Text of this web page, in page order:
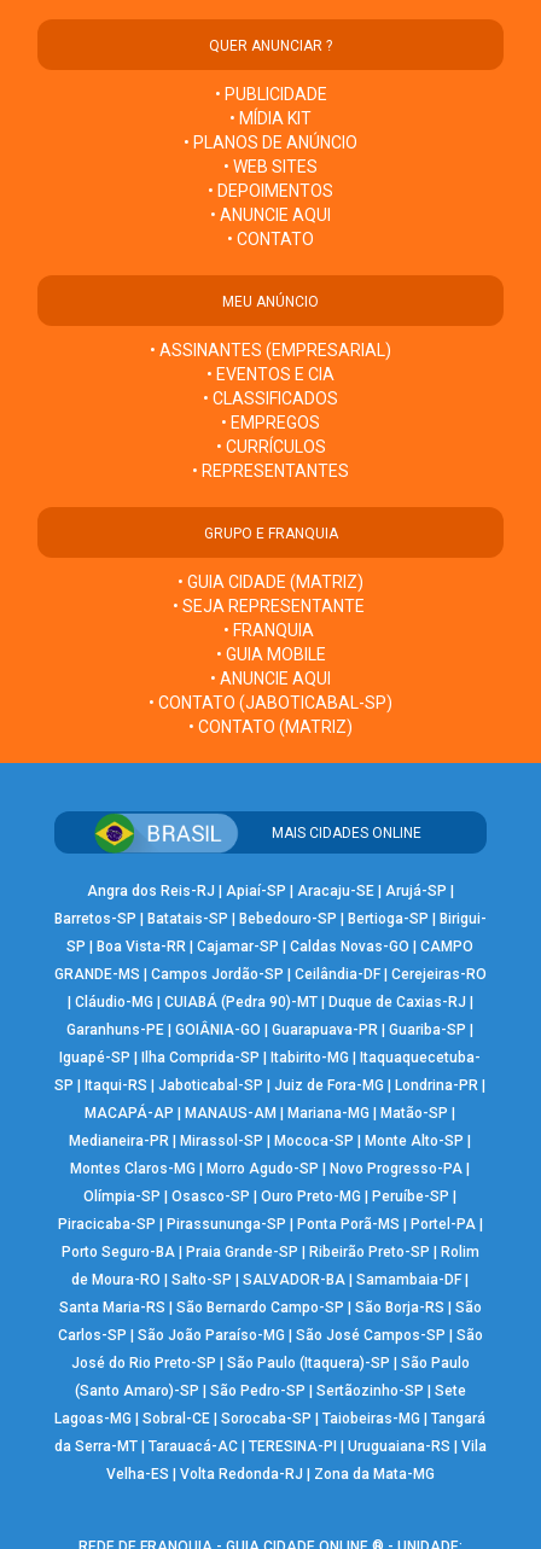
QUER ANUNCIAR ?
• PUBLICIDADE
• MÍDIA KIT
• PLANOS DE ANÚNCIO
• WEB SITES
• DEPOIMENTOS
• ANUNCIE AQUI
• CONTATO
MEU ANÚNCIO
• ASSINANTES (EMPRESARIAL)
• EVENTOS E CIA
• CLASSIFICADOS
• EMPREGOS
• CURRÍCULOS
• REPRESENTANTES
GRUPO E FRANQUIA
• GUIA CIDADE (MATRIZ)
• SEJA REPRESENTANTE
• FRANQUIA
• GUIA MOBILE
• ANUNCIE AQUI
• CONTATO (JABOTICABAL-SP)
• CONTATO (MATRIZ)
MAIS CIDADES ONLINE
Angra dos Reis-RJ Apiaí-SP Aracaju-SE| Arujá-SP
Barretos-SP
Batatais-SP Bebedouro-SP Bertioga-SP
Birigui-
SP
Boa Vista-RR |Cajamar-SP |Caldas Novas-GO |CAMPO
GRANDE-MS
Campos Jordão-SP Ceilândia-DF| Cerejeiras-RO
Cláudio-MG CUIABÁ (Pedra 90)-MT| Duque de Caxias-RJ
Garanhuns-PE |GOIÂNIA-GO |Guarapuava-PR |Guariba-SP
Iguapé-SP
Ilha Comprida-SP Itabirito-MG
Itaquaquecetuba-
SP
Itaqui-RS |Jaboticabal-SP |Juiz de Fora-MG Londrina-PR
MACAPÁ-AP
MANAUS-AM Mariana-MG Matão-SP
Medianeira-PR
Mirassol-SP Mococa-SP Monte Alto-SP
Montes Claros-MG
Morro Agudo-SP Novo Progresso-PA
Olímpia-SP
|Osasco-SP |Ouro Preto-MG Peruíbe-SP
Piracicaba-SP
Pirassununga-SP Ponta Porã-MS Portel-PA|
Porto Seguro-BA| Praia Grande-SP Ribeirão Preto-SP
Rolim
de Moura-RO
|Salto-SP |SALVADOR-BA |Samambaia-DF
Santa Maria-RS
São Bernardo Campo-SP São Borja-RS
São
Carlos-SP
São João Paraíso-MG São José Campos-SP
São
José do Rio Preto-SP
São Paulo (Itaquera)-SP
São Paulo
(Santo Amaro)-SP
São Pedro-SP Sertãozinho-SP
Sete
Lagoas-MG
|Sobral-CE |Sorocaba-SP |Taiobeiras-MG |Tangará
da Serra-MT| Tarauacá-AC| TERESINA-PI Uruguaiana-RS
Vila
Velha-ES
Volta Redonda-RJ Zona da Mata-MG